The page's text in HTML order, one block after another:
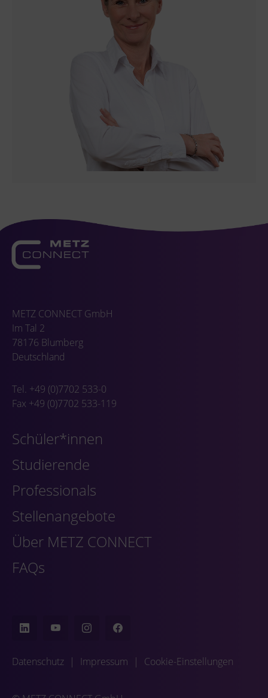
METZ CONNECT GmbH
Im Tal 2
78176 Blumberg
Deutschland
Tel. +49 (0)7702 533-0
Fax +49 (0)7702 533-119
Schüler*innen
Studierende
Professionals
Stellenangebote
Über METZ CONNECT
FAQs
Datenschutz | Impressum | Cookie-Einstellungen